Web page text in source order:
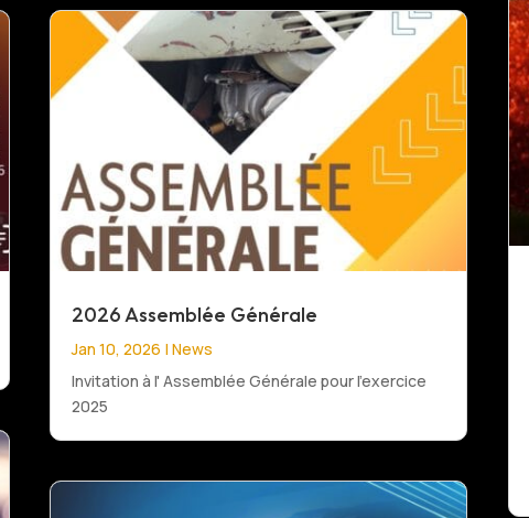
2026 Assemblée Générale
Jan 10, 2026 |News
Invitation à l' Assemblée Générale pour l'exercice
2025